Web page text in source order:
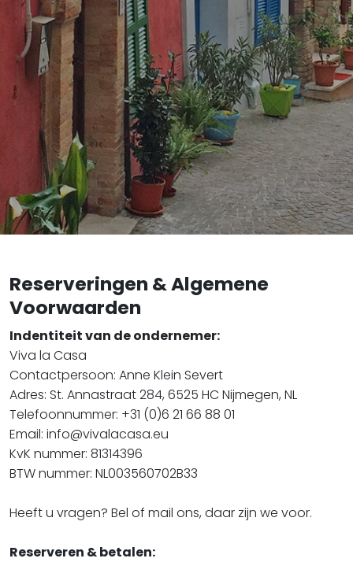
Reserveringen & Algemene
Voorwaarden
Indentiteit van de ondernemer:
Viva la Casa
Contactpersoon: Anne Klein Severt
Adres: St. Annastraat 284, 6525 HC Nijmegen, NL
Telefoonnummer: +31 (0)6 21 66 88 01
Email: info@vivalacasa.eu
KvK nummer: 81314396
BTW nummer: NL003560702B33
Heeft u vragen? Bel of mail ons, daar zijn we voor.
Reserveren & betalen: